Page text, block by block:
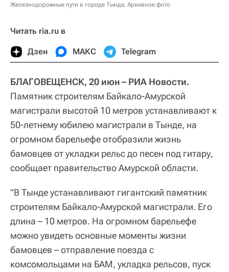
Железнодорожные пути в городе Тында. Архивное фото
Читать ria.ru в
Дзен МАКС Telegram
БЛАГОВЕЩЕНСК, 20 июн – РИА Новости.
Памятник строителям Байкало-Амурской
магистрали высотой 10 метров устанавливают к
50-летнему юбилею магистрали в Тынде, на
огромном барельефе отобразили жизнь
бамовцев от укладки рельс до песен под гитару,
сообщает правительство Амурской области.
"В Тынде устанавливают гигантский памятник
строителям Байкало-Амурской магистрали. Его
длина – 10 метров. На огромном барельефе
можно увидеть основные моменты жизни
бамовцев – отправление поезда с
комсомольцами на БАМ, укладка рельсов, пуск